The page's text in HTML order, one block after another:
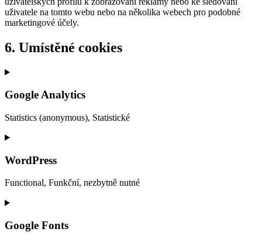
uživatele na tomto webu nebo na několika webech pro podobné
marketingové účely.
6. Umístěné cookies
Google Analytics
Statistics (anonymous), Statistické
Consent
service
analytics
WordPress
Functional, Funkční, nezbytně nutné
Consent
service
wordpress
Google Fonts